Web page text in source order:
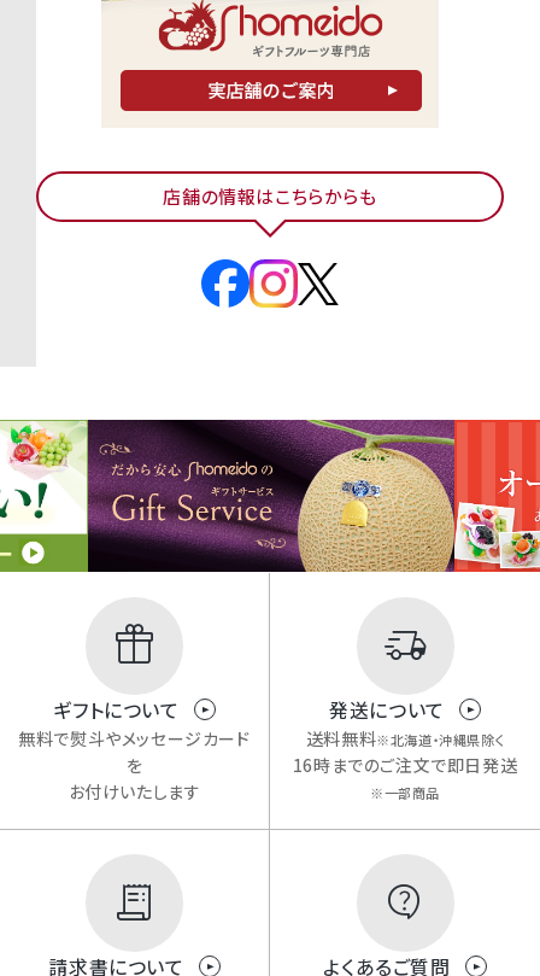
店舗の情報はこちらからも
ギフトについて
無料で熨斗やメッセージカード
を
お付けいたします
発送について
送料無料※北海道・沖縄県除く
16時までのご注文で即日発送
※一部商品
請求書について よくあるご質問